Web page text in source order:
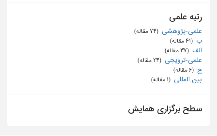
رتبه علمی
علمی-پژوهشی
ب
الف
علمی-ترویجی
ج
بین المللی
سطح برگزاری همایش